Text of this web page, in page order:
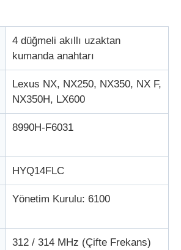
4 düğmeli akıllı uzaktan
kumanda anahtarı
Lexus NX, NX250, NX350, NX F,
NX350H, LX600
8990H-F6031
HYQ14FLC
Yönetim Kurulu: 6100
312 / 314 MHz (Çifte Frekans)